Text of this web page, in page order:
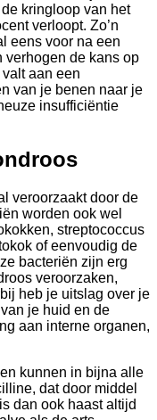
kringloop van het
verloopt. Zo’n
eens voor na een
verhogen de kans op
aan een
van je benen naar je
insufficiëntie
veroorzaakt door de
worden ook wel
streptococcus
of eenvoudig de
bacteriën zijn erg
veroorzaken,
heb je uitslag over je
je huid en de
aan interne organen,
kunnen in bijna alle
dat door middel
dan ook haast altijd